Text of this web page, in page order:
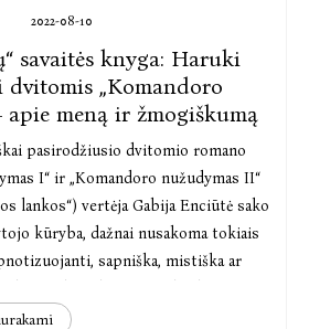
2022-08-10
savaitės knyga: Haruki
„Komandoro
apie meną ir žmogiškumą
pasirodžiusio dvitomio romano
I“ ir „Komandoro nužudymas II“
lankos“) vertėja Gabija Enciūtė sako
kūryba, dažnai nusakoma tokiais
sapniška, mistiška ar
vardan keistybių.